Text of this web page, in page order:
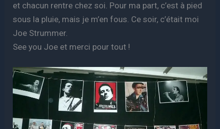
et chacun rentre chez soi. Pour ma part, c’est à pied
sous la pluie, mais je m’en fous. Ce soir, c’était moi
Joe Strummer.
See you Joe et merci pour tout !